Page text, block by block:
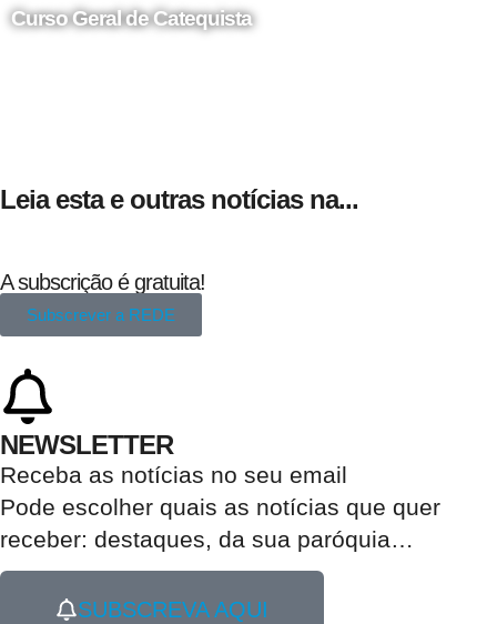
Curso Geral de Catequista
Leia esta e outras notícias na...
A subscrição é gratuita!
Subscrever a REDE
NEWSLETTER
Receba as notícias no seu email​
Pode escolher quais as notícias que quer
receber: destaques, da sua paróquia
SUBSCREVA AQUI